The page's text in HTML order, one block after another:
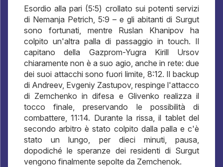
Esordio alla pari (5:5) crollato sui potenti servizi
di Nemanja Petrich, 5:9 – e gli abitanti di Surgut
sono fortunati, mentre Ruslan Khanipov ha
colpito un'altra palla di passaggio in touch. Il
capitano della Gazprom-Yugra Kirill Ursov
chiaramente non è a suo agio, anche in rete: due
dei suoi attacchi sono fuori limite, 8:12. Il backup
di Andreev, Evgeniy Zastupov, respinge l'attacco
di Zemchenko in difesa e Glivenko realizza il
tocco finale, preservando le possibilità di
combattere, 11:14. Durante la rissa, il tablet del
secondo arbitro è stato colpito dalla palla e c'è
stato un lungo, per dieci minuti, pausa,
dopodiché le speranze dei residenti di Surgut
vengono finalmente sepolte da Zemchenok.